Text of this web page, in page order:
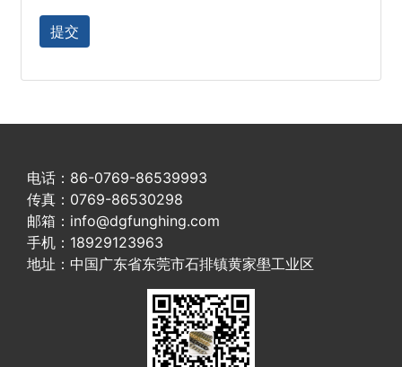
电话：86-0769-86539993
传真：0769-86530298
邮箱：info@dgfunghing.com
手机：18929123963
地址：中国广东省东莞市石排镇黄家壆工业区